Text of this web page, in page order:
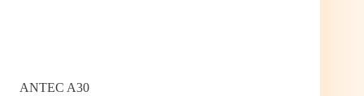
ANTEC A30